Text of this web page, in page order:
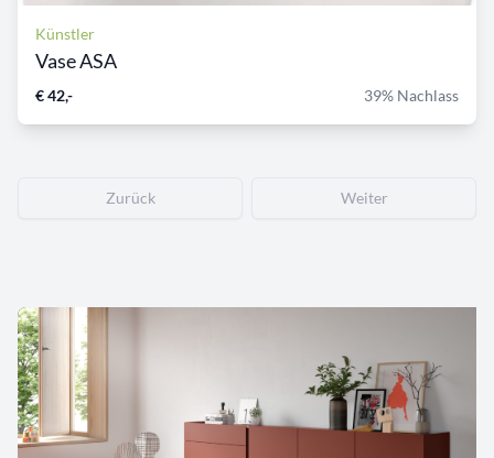
Künstler
Vase ASA
€ 42,- 39% Nachlass
Zurück Weiter